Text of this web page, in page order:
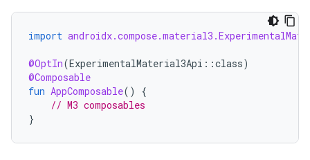
import
@OptIn(ExperimentalMaterial3Api ::class)
@Composable
fun AppComposable()
{
// M3 composables
}